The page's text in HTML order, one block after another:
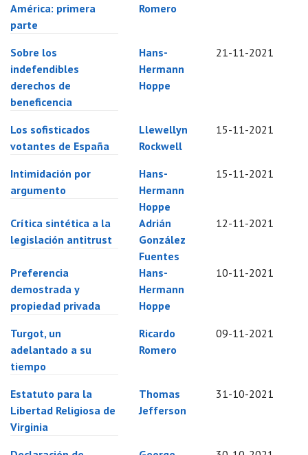
América: primera
parte
Romero
Sobre los
indefendibles
derechos de
beneficencia
Hans-
Hermann
Hoppe
21-11-2021
Los sofisticados
votantes de España
Llewellyn
Rockwell
15-11-2021
Intimidación por
argumento
Hans-
Hermann
Hoppe
15-11-2021
Crítica sintética a la
legislación antitrust
Adrián
González
Fuentes
12-11-2021
Preferencia
demostrada y
propiedad privada
Hans-
Hermann
Hoppe
10-11-2021
Turgot, un
adelantado a su
tiempo
Ricardo
Romero
09-11-2021
Estatuto para la
Libertad Religiosa de
Virginia
Thomas
Jefferson
31-10-2021